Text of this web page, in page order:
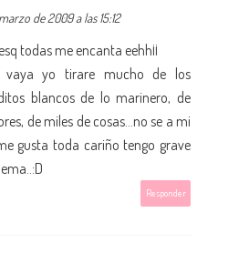
de 2009 a las 15:12
todas me encanta eehh¡¡
vaya yo tirare mucho de los
blancos de lo marinero, de
de miles de cosas...no se a mi
gusta toda cariño tengo grave
Responder